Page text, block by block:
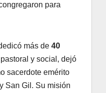
para
más de 40
y social, dejó
sacerdote emérito
San Gil . Su misión